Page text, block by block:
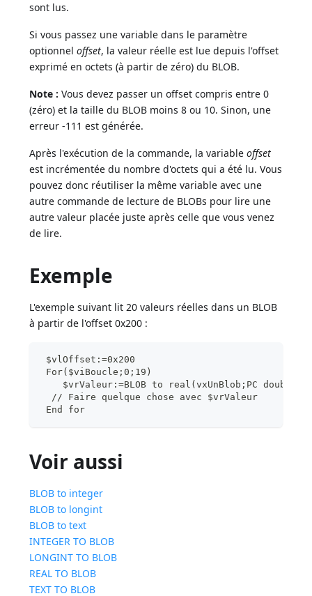
sont lus.
Si vous passez une variable dans le paramètre
optionneloffset, la valeur réelle est lue depuis l'offset
exprimé en octets (à partir de zéro) du BLOB.
Note : Vous devez passer un offset compris entre 0
(zéro) et la taille du BLOB moins 8 ou 10. Sinon, une
erreur -111 est générée.
Après l'exécution de la commande, la variableoffset
est incrémentée du nombre d'octets qui a été lu. Vous
pouvez donc réutiliser la même variable avec une
autre commande de lecture de BLOBs pour lire une
autre valeur placée juste après celle que vous venez
de lire.
Exemple
L'exemple suivant lit 20 valeurs réelles dans un BLOB
à partir de l'offset 0x200 :
$vlOffset:=0x200
For($viBoucle;0;19)
$vrValeur:=BLOB to real(vxUnBlob;PC double
// Faire quelque chose avec $vrValeur
End for
Voir aussi
BLOB to integer
BLOB to longint
BLOB to text
INTEGER TO BLOB
LONGINT TO BLOB
REAL TO BLOB
TEXT TO BLOB